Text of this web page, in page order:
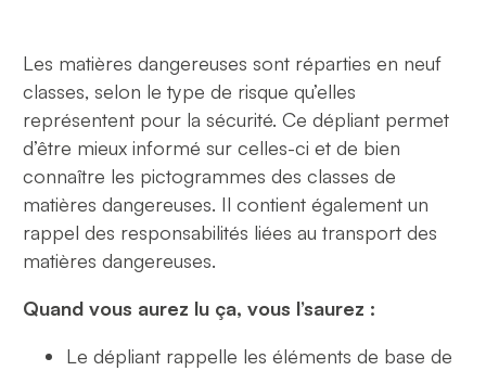
Les matières dangereuses sont réparties en neuf
classes, selon le type de risque qu’elles
représentent pour la sécurité. Ce dépliant permet
d’être mieux informé sur celles-ci et de bien
connaître les pictogrammes des classes de
matières dangereuses. Il contient également un
rappel des responsabilités liées au transport des
matières dangereuses.
Quand vous aurez lu ça, vous l’saurez :
Le dépliant rappelle les éléments de base de